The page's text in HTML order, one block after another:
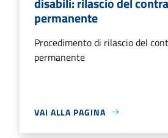
permanente
Procedimento di rilascio del
permanente
VAI ALLA PAGINA